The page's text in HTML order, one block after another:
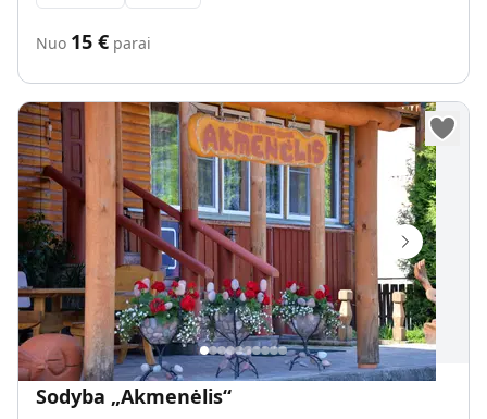
Nuo 15 € parai
Sodyba „Akmenėlis“